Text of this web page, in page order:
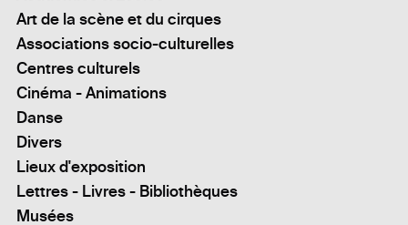
Art de la scène et du cirques
Associations socio-culturelles
Centres culturels
Cinéma - Animations
Danse
Divers
Lieux d'exposition
Lettres - Livres - Bibliothèques
Musées